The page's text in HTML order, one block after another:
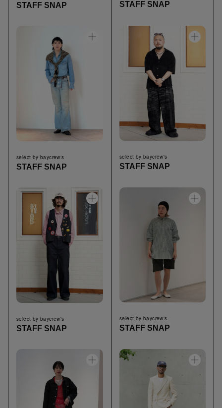
STAFF SNAP STAFF SNAP
select by baycrew's
STAFF SNAP
select by baycrew's
STAFF SNAP
select by baycrew's
STAFF SNAP
select by baycrew's
STAFF SNAP